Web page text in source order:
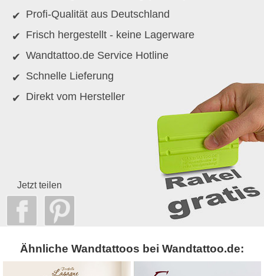
Profi-Qualität aus Deutschland
Frisch hergestellt - keine Lagerware
Wandtattoo.de Service Hotline
Schnelle Lieferung
Direkt vom Hersteller
Jetzt teilen
Ähnliche Wandtattoos bei Wandtattoo.de: